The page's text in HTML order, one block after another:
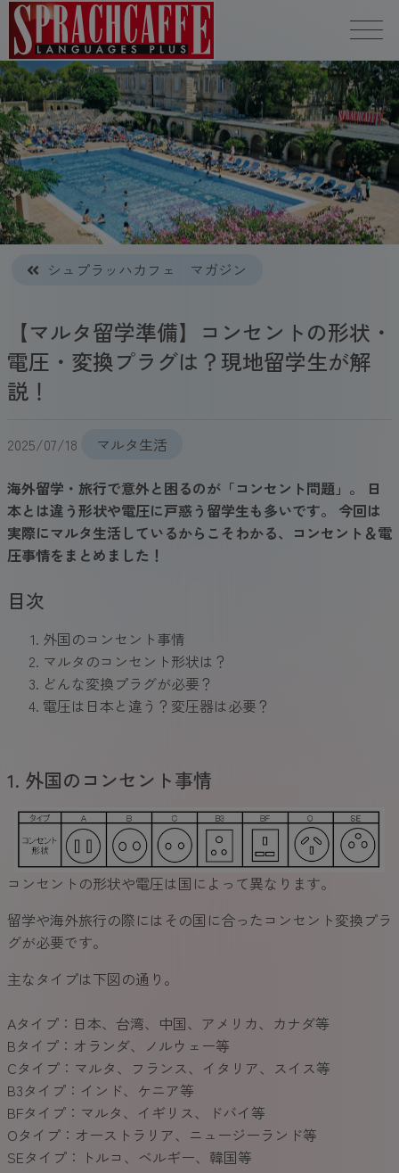
シュプラッハカフェ マガジン
【マルタ留学準備】コンセントの形状・
電圧・変換プラグは？現地留学生が解
説！
2025/07/18 マルタ生活
海外留学・旅行で意外と困るのが「コンセント問題」。 日
本とは違う形状や電圧に戸惑う留学生も多いです。 今回は
実際にマルタ生活しているからこそわかる、コンセント＆電
圧事情をまとめました！
目次
外国のコンセント事情
マルタのコンセント形状は？
どんな変換プラグが必要？
電圧は日本と違う？変圧器は必要？
1. 外国のコンセント事情
コンセントの形状や電圧は国によって異なります。
留学や海外旅行の際にはその国に合ったコンセント変換プラ
グが必要です。
主なタイプは下図の通り。
Aタイプ：日本、台湾、中国、アメリカ、カナダ等
Bタイプ：オランダ、ノルウェー等
Cタイプ：マルタ、フランス、イタリア、スイス等
B3タイプ：インド、ケニア等
BFタイプ：マルタ、イギリス、ドバイ等
Oタイプ：オーストラリア、ニュージーランド等
SEタイプ：トルコ、ベルギー、韓国等